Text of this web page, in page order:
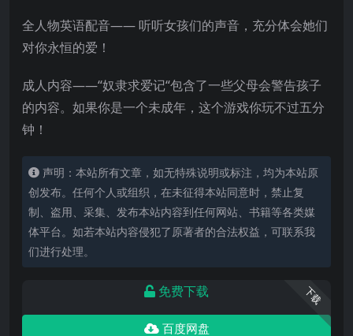
全人物英语配音—— 听听女孩们的声音，充分体会她们
对你永恒的爱！
成人内容——“奴隶求爱记“包含了一些父母会警告孩子
的内容。如果你是一个未成年，这个游戏你玩不过五分
钟！
声明：本站所有文章，如无特殊说明或标注，均为本站原
创发布。任何个人或组织，在未征得本站同意时，禁止复
制、盗用、采集、发布本站内容到任何网站、书籍等各类媒
体平台。如若本站内容侵犯了原著者的合法权益，可联系我
们进行处理。
下载
免费下载
百度网盘